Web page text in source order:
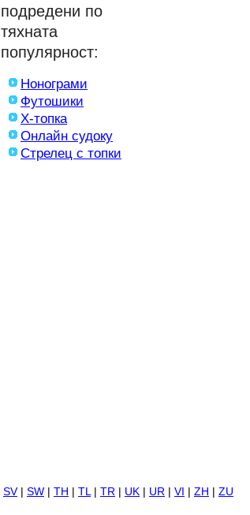
подредени по
тяхната
популярност:
Нонограми
Футошики
X-топка
Онлайн судоку
Стрелец с топки
SV| SW TH TL| TR UK UR VI ZH ZU